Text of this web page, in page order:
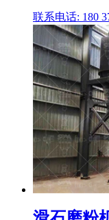
联系电话: 180